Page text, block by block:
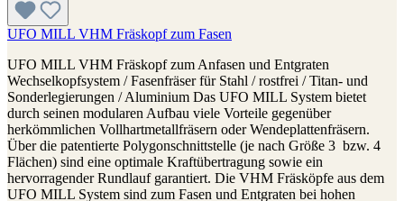
UFO MILL VHM Fräskopf zum Fasen
UFO MILL VHM Fräskopf zum Anfasen und Entgraten
Wechselkopfsystem / Fasenfräser für Stahl / rostfrei / Titan- und
Sonderlegierungen / Aluminium Das UFO MILL System bietet
durch seinen modularen Aufbau viele Vorteile gegenüber
herkömmlichen Vollhartmetallfräsern oder Wendeplattenfräsern.
Über die patentierte Polygonschnittstelle (je nach Größe 3 bzw. 4
Flächen) sind eine optimale Kraftübertragung sowie ein
hervorragender Rundlauf garantiert. Die VHM Fräsköpfe aus dem
UFO MILL System sind zum Fasen und Entgraten bei hohen